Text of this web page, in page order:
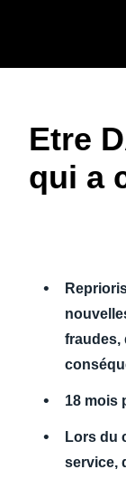
Etre
qui a
fraudes,
18 mois
Lors du
service,